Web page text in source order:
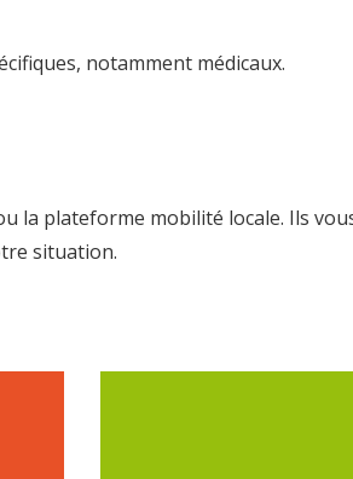
notamment médicaux.
la plateforme mobilité locale. Ils
situation.